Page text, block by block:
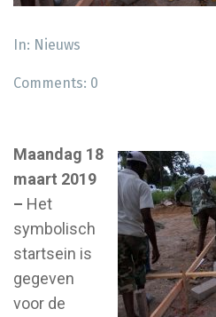
In: Nieuws
Comments: 0
Maandag 18
maart 2019
– Het
symbolisch
startsein is
gegeven
voor de